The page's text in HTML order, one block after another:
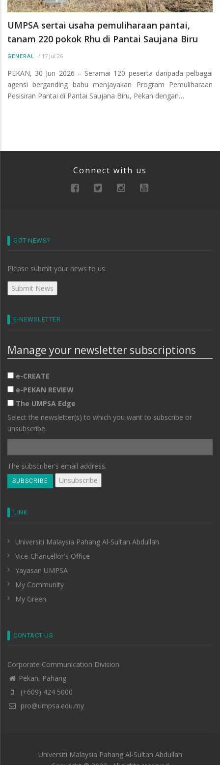
UMPSA sertai usaha pemuliharaan pantai,
tanam 220 pokok Rhu di Pantai Saujana Biru
GENERAL / 17 Jul 26
PEKAN, 30 Jun 2026 – Seramai 120 peserta daripada pelbagai
agensi berganding bahu menjayakan Program Pemuliharaan
Pesisiran Pantai di Pantai Saujana Biru, Pekan dengan…
Connect with us
GOT NEWS?
Please submit your news to us.
E-NEWSLETTER
Manage your newsletter subscriptions
e-CREATE
e-PEKAN REVIEW
The UMPSA Edge
Select the newsletter(s) to which you want to subscribe or
unsubscribe.
The subscriber's email address.
LINK
Universiti Malaysia Pahang Al-Sultan Abdullah
Vice-Chancellor's Office
Yayasan UMPSA
My Community
My Green
CONTACT US
Corporate Communication Division
Pekan, Pahang
(+609) 424 5000
pro@umpsa.edu.my
Universiti Malaysia Pahang Al-Sultan Abdullah